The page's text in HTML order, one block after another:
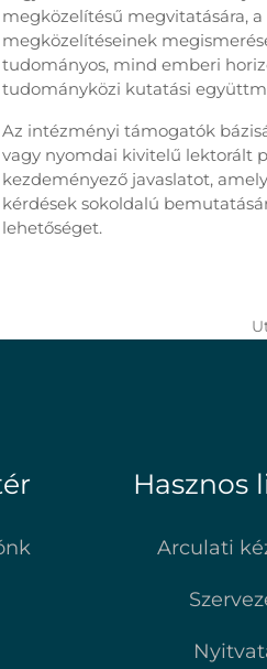
megközelítésű megvitatására,
megközelítéseinek
tudományos, mind emberi
tudományközi kutatási
Az intézményi támogatók
vagy nyomdai kivitelű lektorált
kezdeményező javaslatot,
kérdések sokoldalú
lehetőséget.
Hasznos
Arculati